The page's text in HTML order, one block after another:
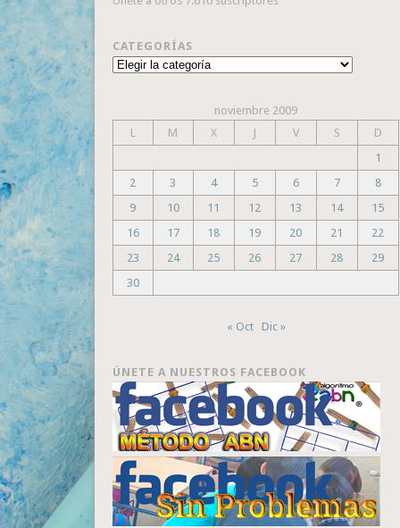
CATEGORÍAS
Categorías
noviembre 2009
L
M X J V S
D
1
2
3 4 5 6 7
8
9
10 11 12 13 14
15
16
17 18 19 20 21
22
23
24 25 26 27 28
29
30
« Oct Dic »
ÚNETE A NUESTROS FACEBOOK